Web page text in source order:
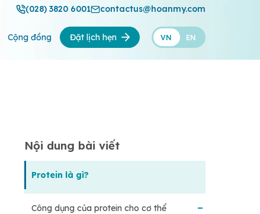
(028) 3820 6001 contactus@hoanmy.com
Cộng đồng Đặt lịch hẹn VN EN
Nội dung bài viết
Protein là gì?
Công dụng của protein cho cơ thể